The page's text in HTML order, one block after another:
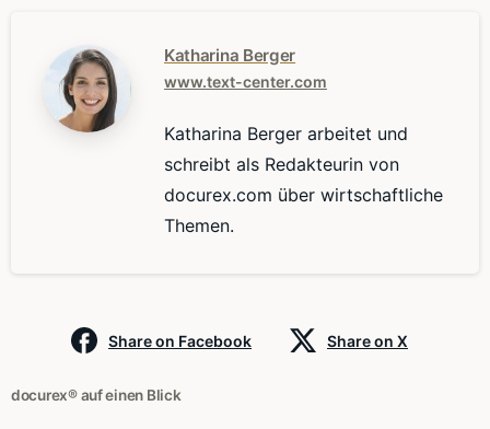
Katharina Berger
www.text-center.com
Katharina Berger arbeitet und
schreibt als Redakteurin von
docurex.com über wirtschaftliche
Themen.
Share on Facebook Share on X
docurex® auf einen Blick